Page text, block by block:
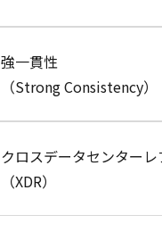
強一貫性
（Strong Consistency）
クロスデータセンター
（XDR）